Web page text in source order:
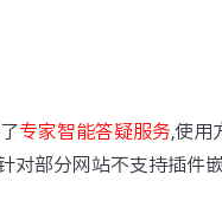
专家智能答疑服务,使用
针对部分网站不支持插件